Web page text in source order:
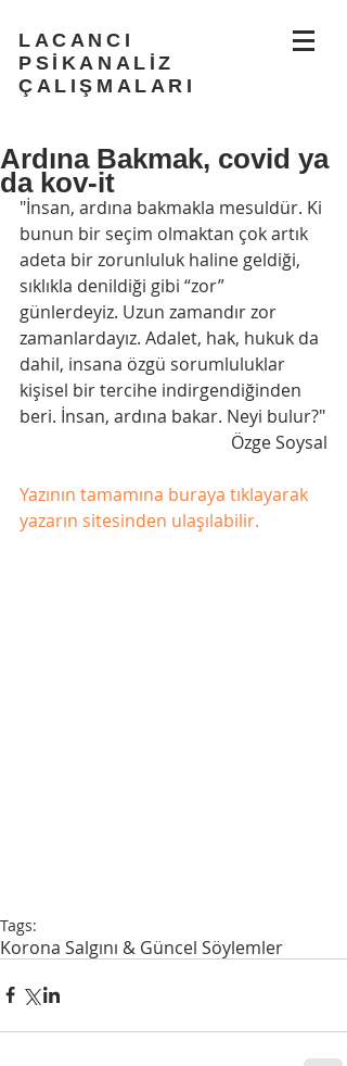
LACANCI
PSİKANALİZ
ÇALIŞMALARI
Ardına Bakmak, covid ya
da kov-it
"İnsan, ardına bakmakla mesuldür. Ki
bunun bir seçim olmaktan çok artık
adeta bir zorunluluk haline geldiği,
sıklıkla denildiği gibi “zor”
günlerdeyiz. Uzun zamandır zor
zamanlardayız. Adalet, hak, hukuk da
dahil, insana özgü sorumluluklar
kişisel bir tercihe indirgendiğinden
beri. İnsan, ardına bakar. Neyi bulur?"
Özge Soysal
Yazının tamamına buraya tıklayarak
yazarın sitesinden ulaşılabilir.
Tags:
Korona Salgını & Güncel Söylemler